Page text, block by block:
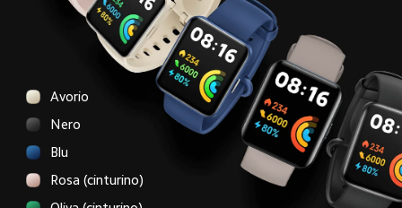
Avorio
Nero
Blu
Rosa (cinturino)